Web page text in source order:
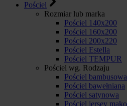
Pościel
Rozmiar lub marka
Pościel 140x200
Pościel 160x200
Pościel 200x220
Pościel Estella
Pościel TEMPUR
Pościel wg. Rodzaju
Pościel bambusowa
Pościel bawełniana
Pościel satynowa
Pościel jersey mako